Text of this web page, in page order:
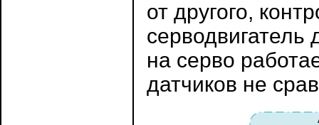
от другого,
на серво
датчиков не